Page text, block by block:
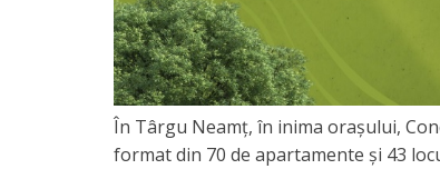
În Târgu Neamț, în inima orașului,
format din 70 de apartamente și 43